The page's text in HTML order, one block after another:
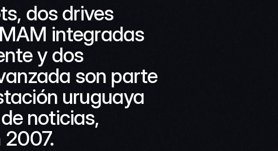
dos drives
integradas
y dos
son parte
uruguaya
noticias,